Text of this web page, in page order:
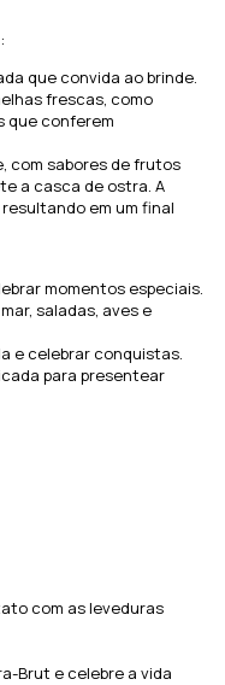
que convida ao brinde.
frescas, como
que conferem
com sabores de frutos
a casca de ostra. A
em um final
momentos especiais.
saladas, aves e
e celebrar conquistas.
para presentear
com as leveduras
Brut e celebre a vida